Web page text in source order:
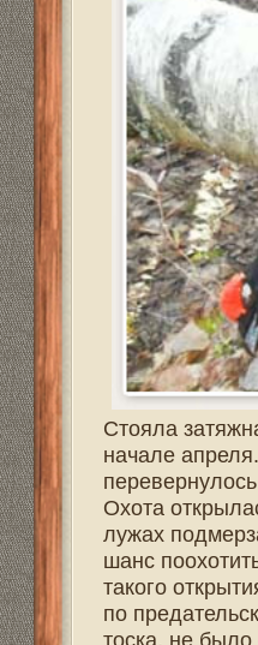
Стояла затяжная
начале апреля.
перевернулось в
Охота открылась, а
лужах подмерзали,
шанс поохотиться
такого открытия.
по предательски
тоска, не было ее,
Комментировать
Теги: косуля,лиса,
видео охота,
Всего реплик: 0
Охота на волка
Галкин Николай ::